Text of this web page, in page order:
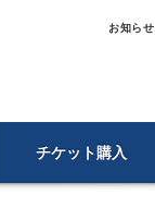
お知らせ
チケット購入